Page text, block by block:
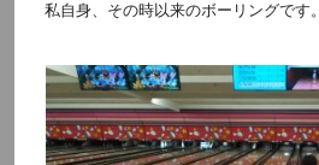
私自身、その時以来のボーリングです。